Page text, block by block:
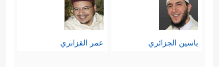
رابعًا:التقليد الأعمى:
ياسين الجزائري عمر القزابري